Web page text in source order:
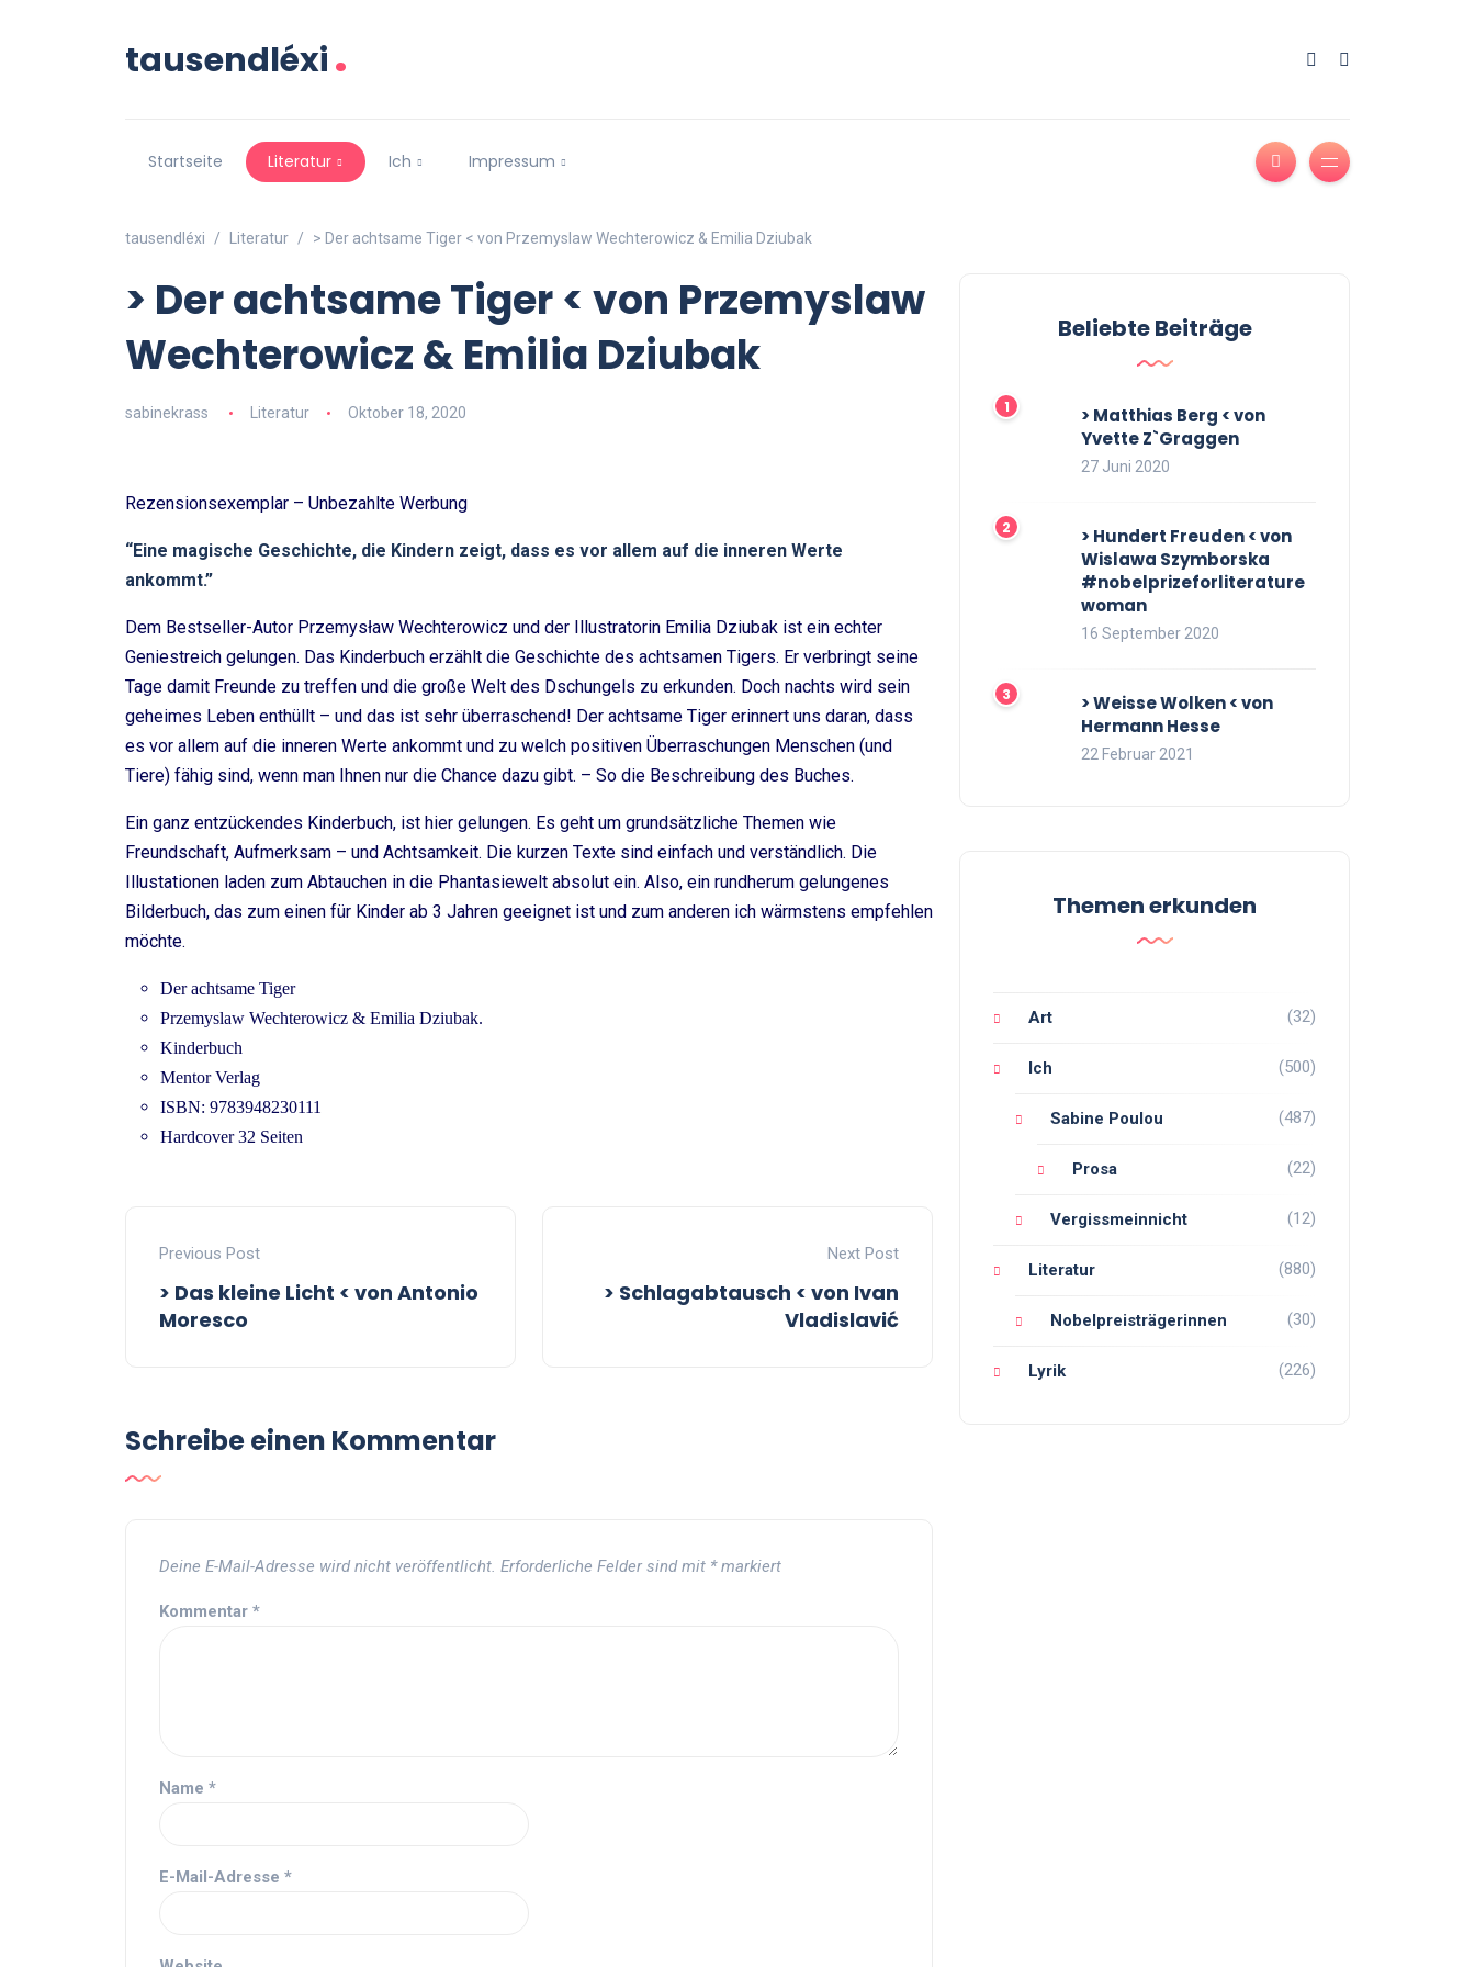
tausendléxi.
Startseite Literatur Ich Impressum
tausendléxi Literatur > Der achtsame Tiger < von Przemyslaw Wechterowicz & Emilia Dziubak
> Der achtsame Tiger < von Przemyslaw
Wechterowicz & Emilia Dziubak
sabinekrass Literatur Oktober 18, 2020
Rezensionsexemplar – Unbezahlte Werbung
“Eine magische Geschichte, die Kindern zeigt, dass es vor allem auf die inneren Werte
ankommt.”
Dem Bestseller-Autor Przemysław Wechterowicz und der Illustratorin Emilia Dziubak ist ein echter
Geniestreich gelungen. Das Kinderbuch erzählt die Geschichte des achtsamen Tigers. Er verbringt seine
Tage damit Freunde zu treffen und die große Welt des Dschungels zu erkunden. Doch nachts wird sein
geheimes Leben enthüllt – und das ist sehr überraschend! Der achtsame Tiger erinnert uns daran, dass
es vor allem auf die inneren Werte ankommt und zu welch positiven Überraschungen Menschen (und
Tiere) fähig sind, wenn man Ihnen nur die Chance dazu gibt. – So die Beschreibung des Buches.
Ein ganz entzückendes Kinderbuch, ist hier gelungen. Es geht um grundsätzliche Themen wie
Freundschaft, Aufmerksam – und Achtsamkeit. Die kurzen Texte sind einfach und verständlich. Die
Illustationen laden zum Abtauchen in die Phantasiewelt absolut ein. Also, ein rundherum gelungenes
Bilderbuch, das zum einen für Kinder ab 3 Jahren geeignet ist und zum anderen ich wärmstens empfehlen
möchte.
Der achtsame Tiger
Przemyslaw Wechterowicz & Emilia Dziubak.
Kinderbuch
Mentor Verlag
ISBN: 9783948230111
Hardcover 32 Seiten
Previous Post
> Das kleine Licht < von Antonio
Moresco
Next Post
> Schlagabtausch < von Ivan
Vladislavić
Schreibe einen Kommentar
Deine E-Mail-Adresse wird nicht veröffentlicht. Erforderliche Felder sind mit *markiert
Kommentar *
Name *
E-Mail-Adresse *
Beliebte Beiträge
> Matthias Berg < von
Yvette Z`Graggen
27 Juni 2020
> Hundert Freuden < von
Wislawa Szymborska
#nobelprizeforliterature
woman
16 September 2020
> Weisse Wolken < von
Hermann Hesse
22 Februar 2021
Themen erkunden
Art (32)
Ich (500)
Sabine Poulou (487)
Prosa (22)
Vergissmeinnicht (12)
Literatur (880)
Nobelpreisträgerinnen (30)
Lyrik (226)